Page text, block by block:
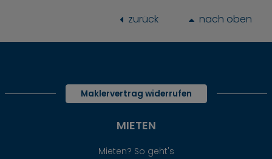
zurück nach oben
Maklervertrag widerrufen
MIETEN
Mieten? So geht's